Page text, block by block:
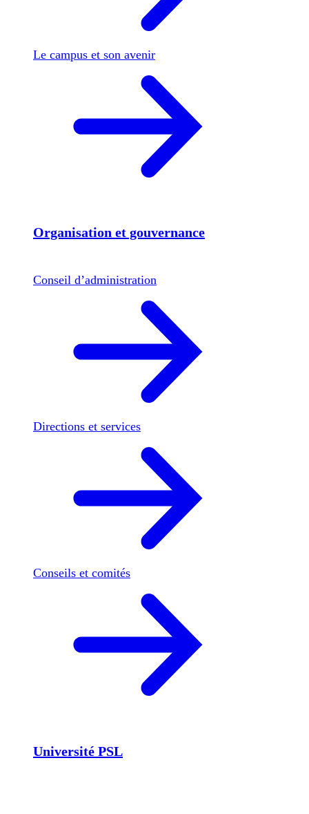
Le campus et son avenir
Organisation et gouvernance
Conseil d’administration
Directions et services
Conseils et comités
Université PSL